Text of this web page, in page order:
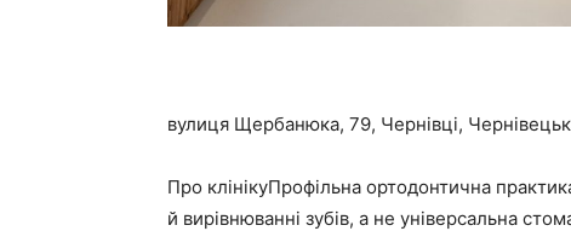
вулиця Щербанюка, 79, Чернівці,
Про клінікуПрофільна ортодонтична
й вирівнюванні зубів, а не універсальна